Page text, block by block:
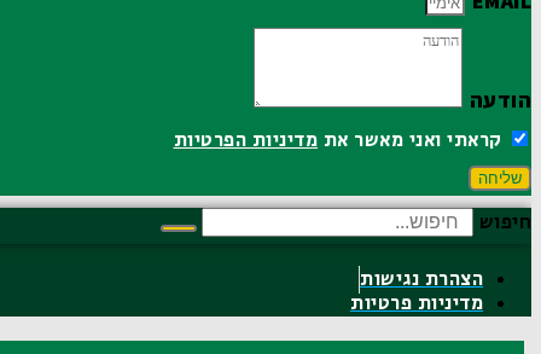
הודעה
קראתי ואני מאשר אתמדיניות הפרטיות
שליחה
חיפוש
הצהרת נגישות
מדיניות פרטיות